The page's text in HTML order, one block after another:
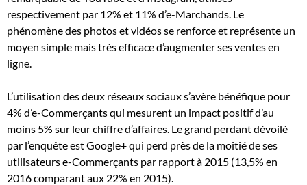
respectivement par 12% et 11% d’e-Marchands. Le
phénomène des photos et vidéos se renforce et représente un
moyen simple mais très efficace d’augmenter ses ventes en
ligne.
L’utilisation des deux réseaux sociaux s’avère bénéfique pour
4% d’e-Commerçants qui mesurent un impact positif d’au
moins 5% sur leur chiffre d’affaires. Le grand perdant dévoilé
par l’enquête est Google+ qui perd près de la moitié de ses
utilisateurs e-Commerçants par rapport à 2015 (13,5% en
2016 comparant aux 22% en 2015).